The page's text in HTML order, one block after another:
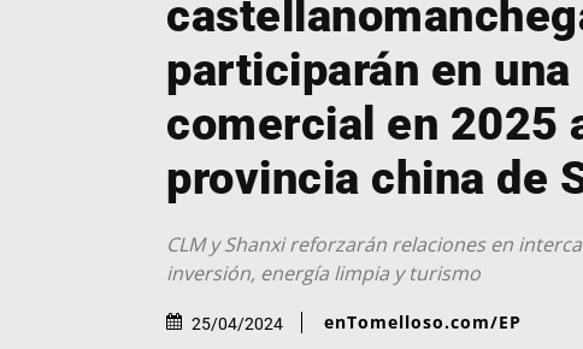
participarán en
comercial en 2025
provincia china de
CLM y Shanxi reforzarán relaciones en
inversión, energía limpia y turismo
25/04/2024 enTomelloso.com/EP